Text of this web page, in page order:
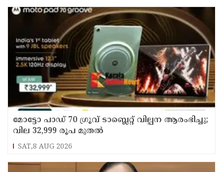
മോട്ടോ പാഡ് 70 ഗ്രൂവ് ടാബ്ലെറ്റ് വില്പന ആരംഭിച്ചു;
വില 32,999 രൂപ മുതൽ
SAT,8 AUG 2026